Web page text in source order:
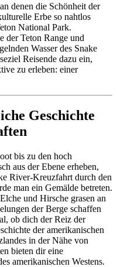
denen die Schönheit der
Erbe so nahtlos
National Park.
der Teton Range und
Wasser des Snake
Reisende dazu ein,
zu erleben: einer
Geschichte
bis zu den hoch
aus der Ebene erheben,
River-Kreuzfahrt durch den
man ein Gemälde betreten.
und Hirsche grasen an
der Berge schaffen
ob dich der Reiz der
der amerikanischen
in der Nähe von
bieten dir eine
amerikanischen Westens.